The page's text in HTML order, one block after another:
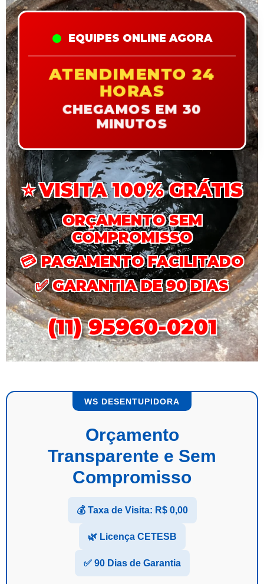
EQUIPES ONLINE AGORA
ATENDIMENTO 24
HORAS
CHEGAMOS EM 30
MINUTOS
⭐ VISITA 100% GRÁTIS
ORÇAMENTO SEM
COMPROMISSO
💳 PAGAMENTO FACILITADO
✅ GARANTIA DE 90 DIAS
(11) 95960-0201
WS DESENTUPIDORA
Orçamento
Transparente e Sem
Compromisso
💰 Taxa de Visita: R$ 0,00
🌿 Licença CETESB
✅ 90 Dias de Garantia